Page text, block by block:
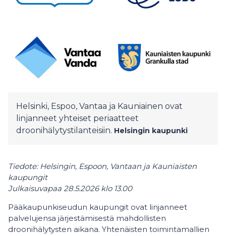
Helsinki, Espoo, Vantaa ja Kauniainen ovat
linjanneet yhteiset periaatteet
droonihälytystilanteisiin. Helsingin kaupunki
Tiedote: Helsingin, Espoon, Vantaan ja Kauniaisten
kaupungit
Julkaisuvapaa 28.5.2026 klo 13.00
Pääkaupunkiseudun kaupungit ovat linjanneet
palvelujensa järjestämisestä mahdollisten
droonihälytysten aikana. Yhtenäisten toimintamallien